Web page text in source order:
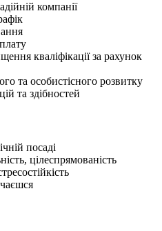
компанії
кваліфікації за рахунок
та особистісного розвитку
та здібностей
посаді
цілеспрямованість